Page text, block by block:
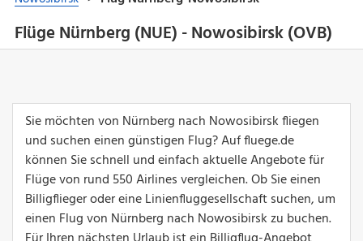
Flüge Nürnberg (NUE) - Nowosibirsk (OVB)
Sie möchten von Nürnberg nach Nowosibirsk fliegen
und suchen einen günstigen Flug? Auf fluege.de
können Sie schnell und einfach aktuelle Angebote für
Flüge von rund 550 Airlines vergleichen. Ob Sie einen
Billigflieger oder eine Linienfluggesellschaft suchen, um
einen Flug von Nürnberg nach Nowosibirsk zu buchen.